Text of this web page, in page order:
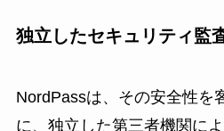
独立したセキュリティ監
NordPassは、その安全性を
に、独立した第三者機関に